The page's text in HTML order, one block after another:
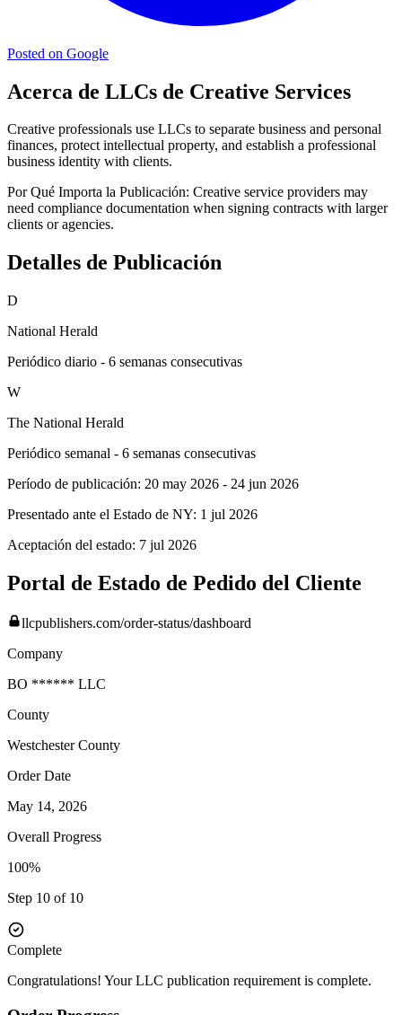
Posted on Google
Acerca de LLCs de Creative Services
Creative professionals use LLCs to separate business and personal
finances, protect intellectual property, and establish a professional
business identity with clients.
Por Qué Importa la Publicación: Creative service providers may
need compliance documentation when signing contracts with larger
clients or agencies.
Detalles de Publicación
D
National Herald
Periódico diario - 6 semanas consecutivas
W
The National Herald
Periódico semanal - 6 semanas consecutivas
Período de publicación: 20 may 2026 - 24 jun 2026
Presentado ante el Estado de NY: 1 jul 2026
Aceptación del estado: 7 jul 2026
Portal de Estado de Pedido del Cliente
llcpublishers.com/order-status/dashboard
Company
BO ****** LLC
County
WestchesterCounty
Order Date
May 14, 2026
Overall Progress
100%
Step 10 of 10
Complete
Congratulations! Your LLC publication requirement is complete.